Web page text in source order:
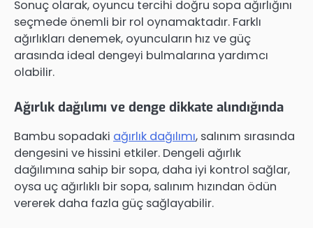
Sonuç olarak, oyuncu tercihi doğru sopa ağırlığını
seçmede önemli bir rol oynamaktadır. Farklı
ağırlıkları denemek, oyuncuların hız ve güç
arasında ideal dengeyi bulmalarına yardımcı
olabilir.
Ağırlık dağılımı ve denge dikkate alındığında
Bambu sopadaki ağırlık dağılımı, salınım sırasında
dengesini ve hissini etkiler. Dengeli ağırlık
dağılımına sahip bir sopa, daha iyi kontrol sağlar,
oysa uç ağırlıklı bir sopa, salınım hızından ödün
vererek daha fazla güç sağlayabilir.